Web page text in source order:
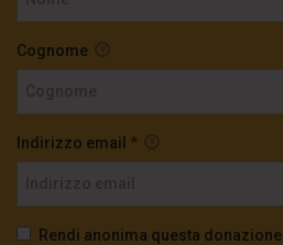
Cognome
Indirizzo email *
Rendi anonima questa donazione.